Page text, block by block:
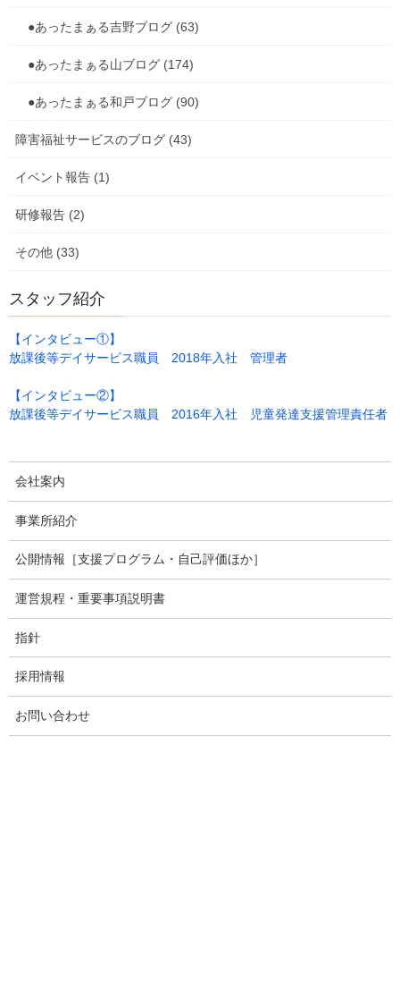
お神輿を作ったり、ヨーヨー釣りやかき氷をした吉野の夏祭りイ
他にも射的やボーリングもあり、みんな楽しんでいました！
２つ目はボッチャ大会！
デイ緑さんと合同開催でかなりの盛り上がりでした！
●あったまぁる吉野ブログ (63)
●あったまぁる山ブログ (174)
●あったまぁる和戸ブログ (90)
障害福祉サービスのブログ (43)
イベント報告 (1)
研修報告 (2)
その他 (33)
スタッフ紹介
【インタビュー①】
放課後等デイサービス職員 2018年入社 管理者
【インタビュー②】
放課後等デイサービス職員 2016年入社 児童発達支援管理責任者
会社案内
事業所紹介
公開情報［支援プログラム・自己評価ほか］
運営規程・重要事項説明書
指針
採用情報
お問い合わせ